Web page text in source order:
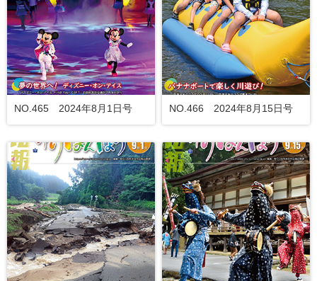
NO.465 2024年8月1日号 NO.466 2024年8月15日号